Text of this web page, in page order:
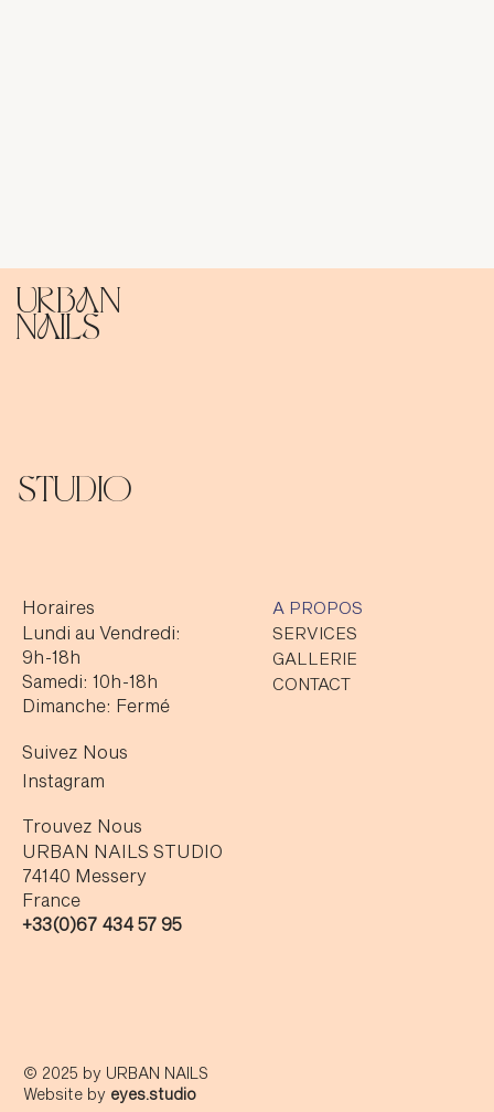
urban
naIls
STUDIO
Horaires
Lundi au Vendredi:
9h-18h
Samedi: 10h-18h
Dimanche: Fermé
Suivez Nous
Instagram
Trouvez Nous
URBAN NAILS STUDIO
74140 Messery
France
+33(0)67 434 57 95
A PROPOS
SERVICES
GALLERIE
CONTACT
© 2025 by URBAN NAILS
Website by eyes.studio